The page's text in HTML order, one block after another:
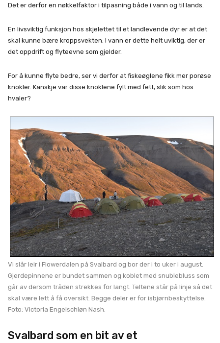
Det er derfor en nøkkelfaktor i tilpasning både i vann og til lands.
En livsviktig funksjon hos skjelettet til et landlevende dyr er at det
skal kunne bære kroppsvekten. I vann er dette helt uviktig, der er
det oppdrift og flyteevne som gjelder.
For å kunne flyte bedre, ser vi derfor at fiskeøglene fikk mer porøse
knokler. Kanskje var disse knoklene fylt med fett, slik som hos
hvaler?
Vi slår leir i Flowerdalen på Svalbard og bor der i to uker i august.
Gjerdepinnene er bundet sammen og koblet med snublebluss som
går av dersom tråden strekkes for langt. Teltene står på linje så det
skal være lett å få oversikt. Begge deler er for isbjørnbeskyttelse.
Foto: Victoria Engelschiøn Nash.
Svalbard som en bit av et